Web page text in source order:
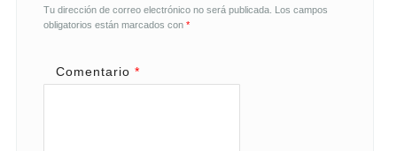
Tu dirección de correo electrónico no será publicada. Los campos
obligatorios están marcados con *
Comentario *